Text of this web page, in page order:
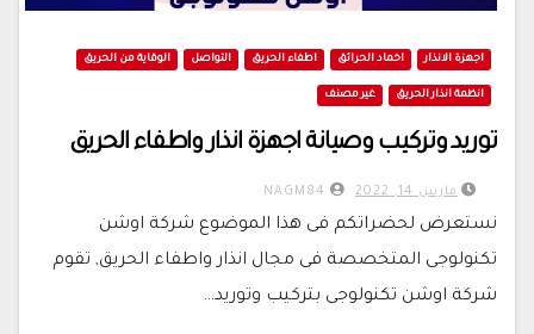
اجهزة الانذار اخماد الحرائق اطفاء الحريق التواصل الوقاية من الحريق
انظمة انذار الحريق غير مصنف
توريد وتركيب وصيانة اجهزة انذار واطفاء الحريق
مارس 14, 2022
نستعرض لحضراتكم فى هذا الموضوع شركة اوشن
تكنولوجى المتخصصة فى مجال انذار واطفاء الحريق, تقوم
شركة اوشن تكنولوجى بتركيب وتوريد…